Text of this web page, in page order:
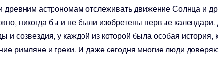
древним астрономам отслеживать движение Солнца и
никогда бы и не были изобретены первые
и созвездия, у каждой из которой была особая история,
римляне и греки. И даже сегодня многие люди